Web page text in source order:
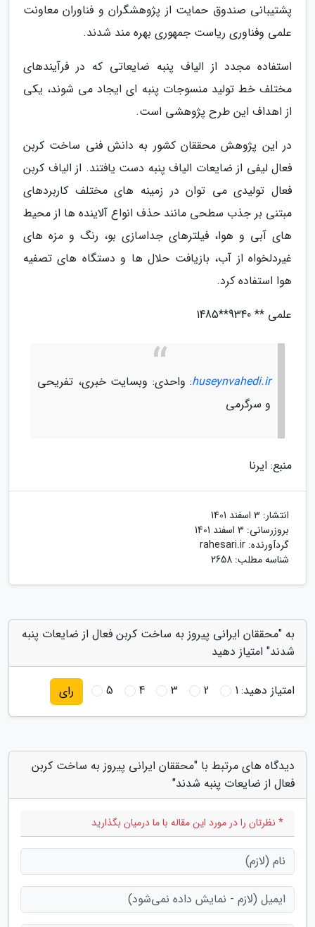
پشتیبانی صندوق حمایت از پژوهشگران و فناوران معاونت
علمی وفناوری ریاست جمهوری بهره مند شدند.
استفاده مجدد از الیاف پنبه ضایعاتی که در فرآیندهای
مختلف خط تولید منسوجات پنبه ای ایجاد می شوند، یکی
از اهداف این طرح پژوهشی است.
در این پژوهش محققان کشور به دانش فنی ساخت کربن
فعال لیفی از ضایعات الیاف پنبه دست یافتند. از الیاف کربن
فعال تولیدی می توان در زمینه های مختلف کاربردهای
مبتنی بر جذب سطحی مانند حذف انواع آلاینده ها از محیط
های آبی و هوا، فیلترهای جداسازی بو، رنگ و مزه های
غیردلخواه از آب، بازیافت حلال ها و دستگاه های تصفیه
هوا استفاده کرد.
علمی ** 9340**1485
huseynvahedi.ir: واحدی: وبسایت خبری، تفریحی
و سرگرمی
منبع: ایرنا
انتشار: 3 اسفند 1401
بروزرسانی: 3 اسفند 1401
گردآورنده: rahesari.ir
شناسه مطلب: 2658
به "محققان ایرانی پیروز به ساخت کربن فعال از ضایعات پنبه
شدند" امتیاز دهید
امتیاز دهید:1
2
3
4
5 رای
دیدگاه های مرتبط با "محققان ایرانی پیروز به ساخت کربن
فعال از ضایعات پنبه شدند"
* نظرتان را در مورد این مقاله با ما درمیان بگذارید